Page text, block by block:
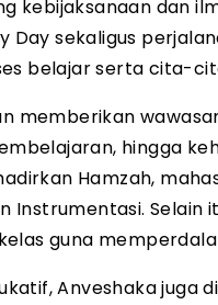
kebijaksanaan dan
sekaligus
belajar serta cita-
memberikan
hingga
Hamzah,
Instrumentasi.
guna
Anveshaka juga